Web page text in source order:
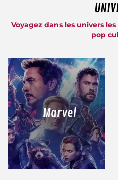
Voyagez dans les univers
pop